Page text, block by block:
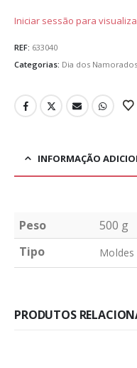
Iniciar sessão para
REF: 633040
Categorias: Dia dos Namorados
INFORMAÇÃO
Peso
500 g
Tipo
Moldes
PRODUTOS